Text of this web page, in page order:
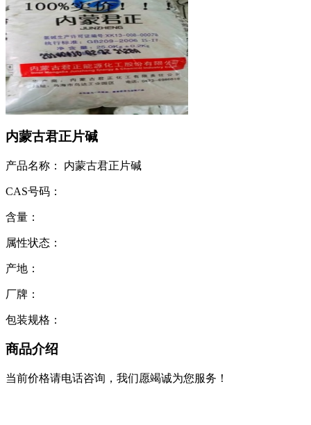
内蒙古君正片碱
产品名称： 内蒙古君正片碱
CAS号码：
含量：
属性状态：
产地：
厂牌：
包装规格：
商品介绍
当前价格请电话咨询，我们愿竭诚为您服务！